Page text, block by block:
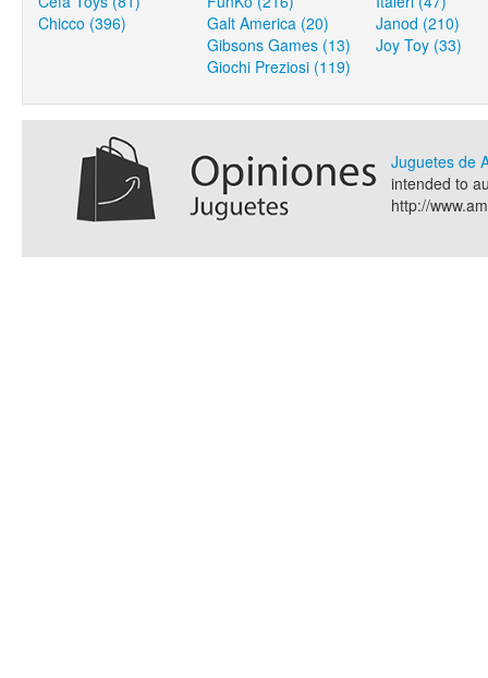
Chicco (396)
Galt America (20)
Gibsons Games (13)
Giochi Preziosi (119)
Janod (210)
Joy Toy (33)
Juguetes de
intended to
http://